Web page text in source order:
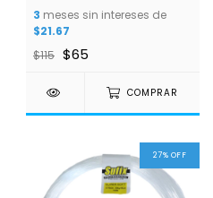
3 meses sin intereses de
$21.67
$115 $65
COMPRAR
27% OFF